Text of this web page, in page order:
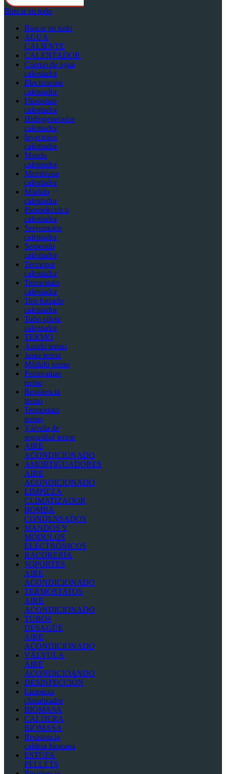
Buscar en todo
Buscar en todo
AGUA
CALIENTE
CALENTADOR
Cuerpo de agua
calentador
Electroimán
calentador
Flusostato
calentador
Hidrogenerador
calentador
Inyectores
calentador
Mando
calentador
Membrana
calentador
Módulo
calentador
Piezoelectrico
calentador
Servomotor
calentador
Serpentín
calentador
Termopar
calentador
Termostato
calentador
Tiro forzado
calentador
Tubo piloto
calentador
TERMO
Ánodo termo
Junta termo
Módulo termo
Portavainas
termo
Resistencia
termo
Termostato
termo
Válvula de
seguridad termo
AIRE
ACONDICIONADO
AMORTIGUADORES
AIRE
ACONDICIONADO
LIMPIEZA
CLIMATIZADOR
BOMBA
CONDENSADOS
MANDOS Y
MÓDULOS
ELECTRÓNICOS
RACORERIA
SOPORTES
AIRE
ACONDICIONADO
TERMOSTATOS
AIRE
ACONDICIONADO
TUBOS
DESAGÜE
AIRE
ACONDICIONADO
VÁLVULA
AIRE
ACONDICIOANDO
DESINFECCIÓN
Limpieza
climatizador
BIOMASA
CALDERA
BIOMASA
Resistencia
caldera biomasa
ESTUFA
PELLETS